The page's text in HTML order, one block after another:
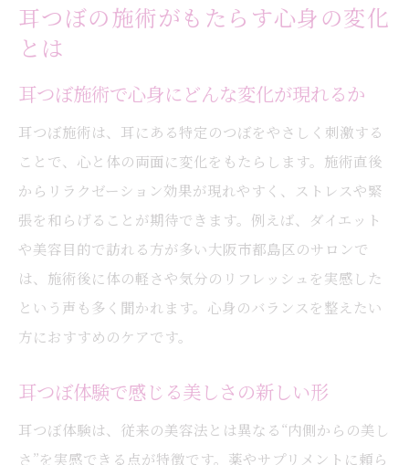
耳つぼの施術がもたらす心身の変化
とは
耳つぼ施術で心身にどんな変化が現れるか
耳つぼ施術は、耳にある特定のつぼをやさしく刺激する
ことで、心と体の両面に変化をもたらします。施術直後
からリラクゼーション効果が現れやすく、ストレスや緊
張を和らげることが期待できます。例えば、ダイエット
や美容目的で訪れる方が多い大阪市都島区のサロンで
は、施術後に体の軽さや気分のリフレッシュを実感した
という声も多く聞かれます。心身のバランスを整えたい
方におすすめのケアです。
耳つぼ体験で感じる美しさの新しい形
耳つぼ体験は、従来の美容法とは異なる“内側からの美し
さ”を実感できる点が特徴です。薬やサプリメントに頼ら